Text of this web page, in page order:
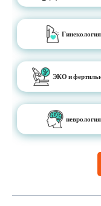
Гинекология
ЭКО и
неврология